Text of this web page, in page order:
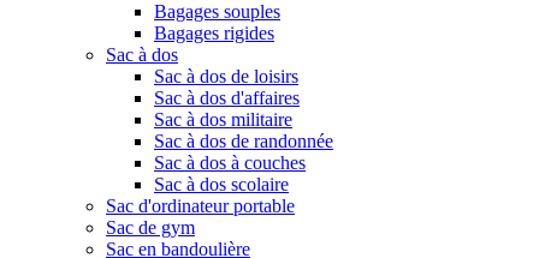
Bagages souples
Bagages rigides
Sac à dos
Sac à dos de loisirs
Sac à dos d'affaires
Sac à dos militaire
Sac à dos de randonnée
Sac à dos à couches
Sac à dos scolaire
Sac d'ordinateur portable
Sac de gym
Sac en bandoulière